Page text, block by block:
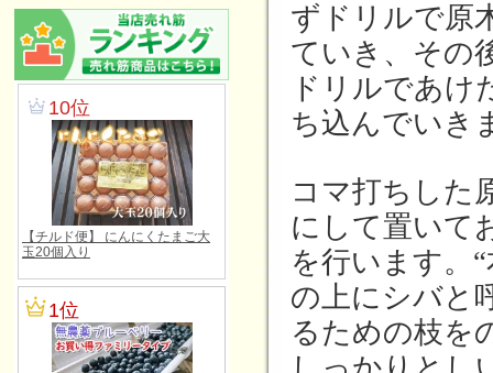
ずドリルで原
ていき、その
ドリルであけ
ち込んでいき
コマ打ちした
にして置いて
を行います。
の上にシバと
るための枝を